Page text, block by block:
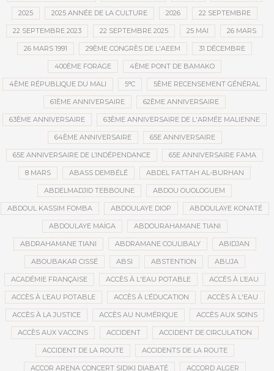
2025 2025 ANNÉE DE LA CULTURE 2026 22 SEPTEMBRE
22 SEPTEMBRE 2023 22 SEPTEMBRE 2025 25 MAI 26 MARS
26 MARS 1991 29ÈME CONGRÈS DE L'AEEM 31 DÉCEMBRE
400ÈME FORAGE 4ÈME PONT DE BAMAKO
4ÈME RÉPUBLIQUE DU MALI 5°C 5ÈME RECENSEMENT GÉNÉRAL
61ÈME ANNIVERSAIRE 62ÈME ANNIVERSAIRE
63ÈME ANNIVERSAIRE 63ÈME ANNIVERSAIRE DE L'ARMÉE MALIENNE
64ÈME ANNIVERSAIRE 65E ANNIVERSAIRE
65E ANNIVERSAIRE DE L’INDÉPENDANCE 65E ANNIVERSAIRE FAMA
8 MARS ABASS DEMBÉLÉ ABDEL FATTAH AL-BURHAN
ABDELMADJID TEBBOUNE ABDOU OUOLOGUEM
ABDOUL KASSIM FOMBA ABDOULAYE DIOP ABDOULAYE KONATÉ
ABDOULAYE MAÏGA ABDOURAHAMANE TIANI
ABDRAHAMANE TIANI ABDRAMANE COULIBALY ABIDJAN
ABOUBAKAR CISSÉ ABSI ABSTENTION ABUJA
ACADÉMIE FRANÇAISE ACCÈS À L'EAU POTABLE ACCÈS À L’EAU
ACCÈS À L’EAU POTABLE ACCÈS À L’ÉDUCATION ACCÈS À L'EAU
ACCÈS À LA JUSTICE ACCÈS AU NUMÉRIQUE ACCÈS AUX SOINS
ACCÈS AUX VACCINS ACCIDENT ACCIDENT DE CIRCULATION
ACCIDENT DE LA ROUTE ACCIDENTS DE LA ROUTE
ACCOR ARENA CONCERT SIDIKI DIABATÉ ACCORD ALGER